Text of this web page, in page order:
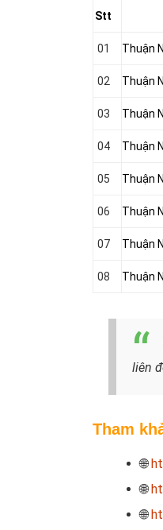
Stt
01 Thuận
02 Thuận
03 Thuận
04 Thuận
05 Thuận
06 Thuận
07 Thuận
08 Thuận
liên
Tham
🌐
🌐
🌐